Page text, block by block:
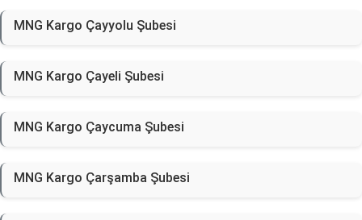
MNG Kargo Çayyolu Şubesi
MNG Kargo Çayeli Şubesi
MNG Kargo Çaycuma Şubesi
MNG Kargo Çarşamba Şubesi